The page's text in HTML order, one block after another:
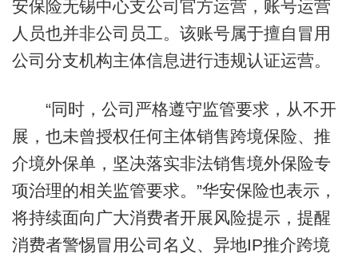
安保险无锡中心支公司官方运营，账号运营
人员也并非公司员工。该账号属于擅自冒用
公司分支机构主体信息进行违规认证运营。
“同时，公司严格遵守监管要求，从不开
展，也未曾授权任何主体销售跨境保险、推
介境外保单，坚决落实非法销售境外保险专
项治理的相关监管要求。”华安保险也表示，
将持续面向广大消费者开展风险提示，提醒
消费者警惕冒用公司名义、异地IP推介跨境